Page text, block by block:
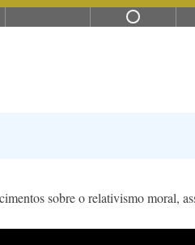
sobre o relativismo moral,